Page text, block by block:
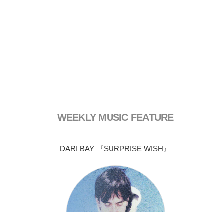
WEEKLY MUSIC FEATURE
DARI BAY 『SURPRISE WISH』